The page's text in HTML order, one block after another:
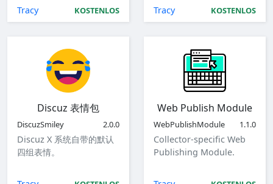
and Volcengine.
Tracy KOSTENLOS
信息。
Tracy KOSTENLOS
Discuz 表情包
DiscuzSmiley 2.0.0
Discuz X 系统自带的默认
四组表情。
Web Publish Module
WebPublishModule 1.1.0
Collector-specific Web
Publishing Module.